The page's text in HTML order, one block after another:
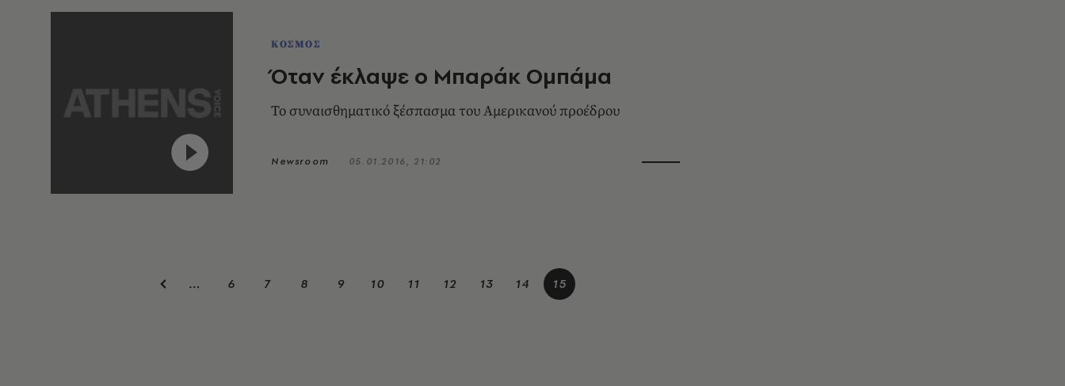
ΚΟΣΜΟΣ
Όταν έκλαψε ο Μπαράκ Ομπάμα
Το συναισθηματικό ξέσπασμα του Αμερικανού προέδρου
Newsroom 05.01.2016, 21:02
… 6 7 8 9 10 11 12 13 14 15